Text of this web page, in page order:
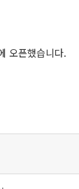
오픈했습니다.